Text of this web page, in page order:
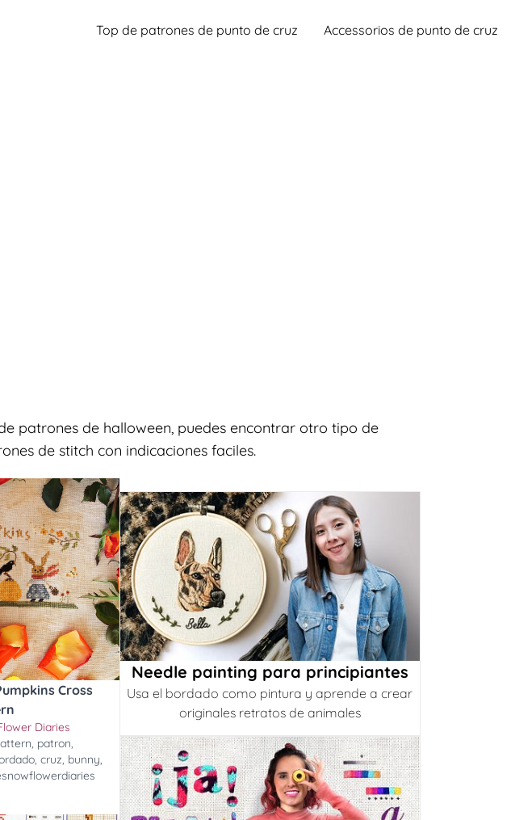
Top de patrones de punto de cruz Accessorios de punto de cruz
patrones de halloween, puedes encontrar otro tipo de
de stitch con indicaciones faciles.
Cross
Diaries
, patron,
,cruz, bunny,
Needle painting para principiantes
Usa el bordado como pintura y aprende a crear
originales retratos de animales